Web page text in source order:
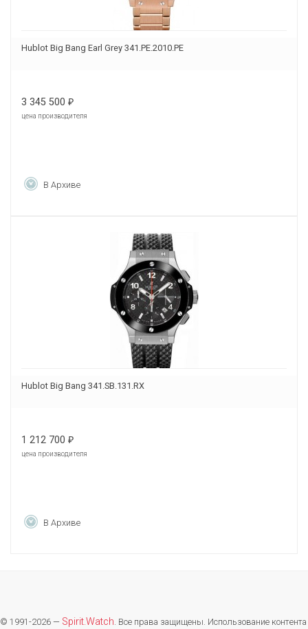
Hublot Big Bang Earl Grey 341.PE.2010.PE
3 345 500 ₽
цена производителя
В Архиве
Hublot Big Bang 341.SB.131.RX
1 212 700 ₽
цена производителя
В Архиве
© 1991-2026 — Spirit.Watch. Все права защищены. Использование контента